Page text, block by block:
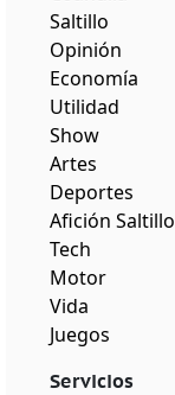
Saltillo
Opinión
Economía
Utilidad
Show
Artes
Deportes
Afición Saltillo
Tech
Motor
Vida
Juegos
Servicios